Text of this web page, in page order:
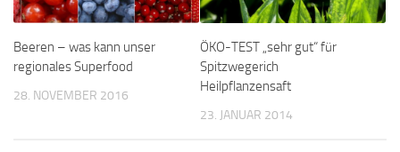
Beeren – was kann unser
regionales Superfood
28. NOVEMBER 2016
ÖKO-TEST „sehr gut“ für
Spitzwegerich
Heilpflanzensaft
23. JANUAR 2014